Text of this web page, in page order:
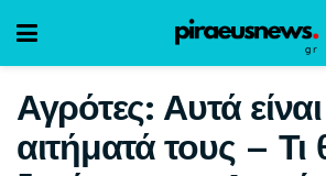
Αγρότες: Αυτά
αιτήματά τους – Τι